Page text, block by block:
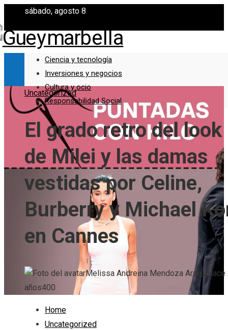
sábado, agosto 8
Ciencia y tecnología
Inversiones y negocios
Cultura y ocio
Responsabilidad Social
Uncategorized
El grado retro del look
de Milei y las damas
vestidas por Celine,
Burberry y Michael
en Cannes
Melissa Andreina Mendoza Araujo Hace
años400
Home
Uncategorized